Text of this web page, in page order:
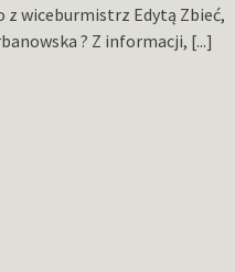
z wiceburmistrz Edytą Zbieć,
? Z informacji, [...]